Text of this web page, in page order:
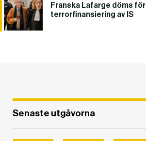
Franska Lafarge döms för
terrorfinansiering av IS
Senaste utgåvorna